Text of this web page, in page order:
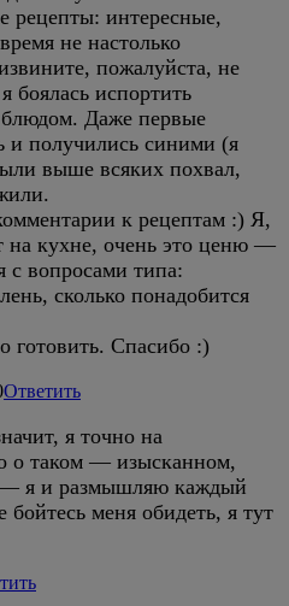
рецепты: интересные,
не настолько
пожалуйста, не
боялась испортить
Даже первые
и получились синими (я
выше всяких похвал,
к рецептам :) Я,
на кухне, очень это ценю —
с вопросами типа:
сколько понадобится
готовить. Спасибо :)
Ответить
я точно на
о таком — изысканном,
я и размышляю каждый
меня обидеть, я тут